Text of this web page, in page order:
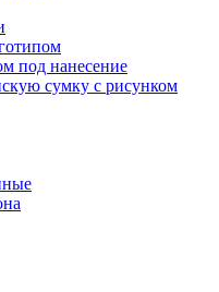
под нанесение
сумку с рисунком